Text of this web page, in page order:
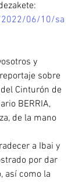
06/10/sa
y
sobre
Cinturón de
BERRIA,
de la mano
a Ibai y
por dar
así como la